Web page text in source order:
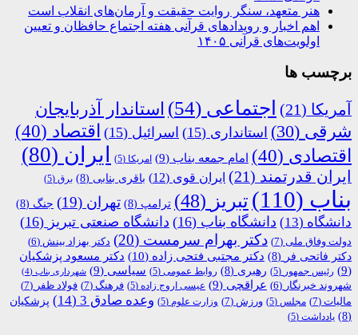
هنر متعهد، سنگر روایت حقیقت و آرمان‌های انقلاب است
اهم اخبار و رویدادهای قرآنی هفته اجتماع حافظان و تعیین
اولویت‌های قرآنی ۱۴۰۵
برچسب ها
آمریکا (21) اجتماعی (54)
استاندار آذربایجان
شرقی (30) استانداری (15) اسرائیل (15) اقتصاد (40)
اقتصادی (40) امام جمعه بناب (9) امریکا (5) ایران (80)
ایران قدرتمند (21) ایران قوی (12) باقری بنابی (8) برق (5)
بناب (110) تبریز (48) ترامپ (8) تهران (19) جنگ (8)
دانشگاه (13) دانشگاه بناب (16) دانشگاه صنعتی تبریز (16)
دولت وفاق ملی (7) دکتر بهرام سرمست (20) دکتر بهزاد بینش (6)
دکتر فاتحی فر (8) دکتر مجتبی فتحی زاده (10)
دکتر مسعود پزشکیان
(9)
رئیس جمهور (5) رهبری (8) روابط عمومی (5) سیاسی (9) شهرداری بناب (4)
شهروند خبرنگار (6) عراقچی (9) عیسی اروج زاده (5) فرهنگ (7) فولاد ظفر (7)
مالیات (7) مجلس (5) ورزش (7) وزارت علوم (5) وعده صادق 3 (14)
پزشکیان
(8)
یادداشت (5)